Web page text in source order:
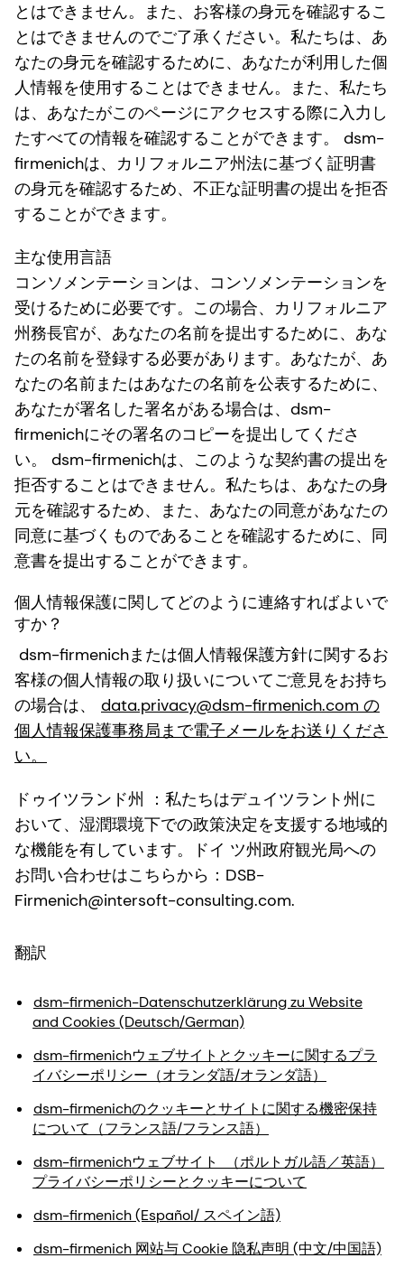
とはできません。また、お客様の身元を確認するこ
とはできませんのでご了承ください。私たちは、あ
なたの身元を確認するために、あなたが利用した個
人情報を使用することはできません。また、私たち
は、あなたがこのページにアクセスする際に入力し
たすべての情報を確認することができます。 dsm-
firmenichは、カリフォルニア州法に基づく証明書
の身元を確認するため、不正な証明書の提出を拒否
することができます。
主な使用言語
コンソメンテーションは、コンソメンテーションを
受けるために必要です。この場合、カリフォルニア
州務長官が、あなたの名前を提出するために、あな
たの名前を登録する必要があります。あなたが、あ
なたの名前またはあなたの名前を公表するために、
あなたが署名した署名がある場合は、dsm-
firmenichにその署名のコピーを提出してくださ
い。 dsm-firmenichは、このような契約書の提出を
拒否することはできません。私たちは、あなたの身
元を確認するため、また、あなたの同意があなたの
同意に基づくものであることを確認するために、同
意書を提出することができます。
個人情報保護に関してどのように連絡すればよいで
すか？
dsm-firmenichまたは個人情報保護方針に関するお
客様の個人情報の取り扱いについてご意見をお持ち
の場合は、 data.privacy@dsm-firmenich.com の
個人情報保護事務局まで電子メールをお送りくださ
い。
ドゥイツランド州
：私たちはデュイツラント州に
おいて、湿潤環境下での政策決定を支援する地域的
な機能を有しています。ドイ ツ州政府観光局への
お問い合わせはこちらから：DSB-
Firmenich@intersoft-consulting.com.
翻訳
dsm-firmenich-Datenschutzerklärung zu Website
and Cookies (Deutsch/German)
dsm-firmenichウェブサイトとクッキーに関するプラ
イバシーポリシー（オランダ語/オランダ語）
dsm-firmenichのクッキーとサイトに関する機密保持
について（フランス語/フランス語）
dsm-firmenichウェブサイト （ポルトガル語／英語）
プライバシーポリシーとクッキーについて
dsm-firmenich (Español/ スペイン語)
dsm-firmenich 网站与 Cookie 隐私声明 (中文/中国語)